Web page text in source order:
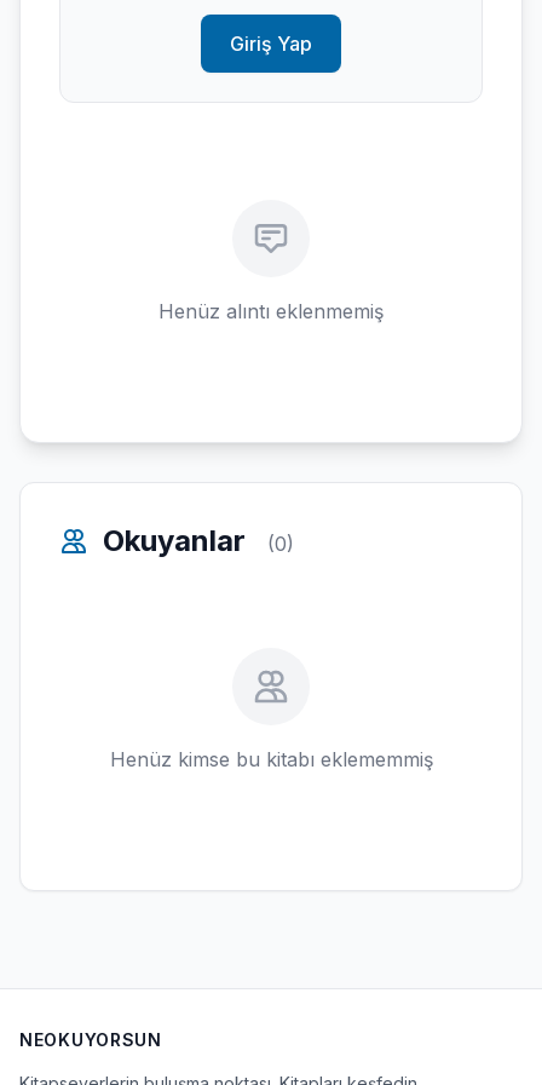
Giriş Yap
Henüz alıntı eklenmemiş
Okuyanlar (0)
Henüz kimse bu kitabı eklememmiş
NEOKUYORSUN